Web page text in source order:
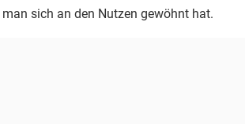
sich an den Nutzen gewöhnt hat.